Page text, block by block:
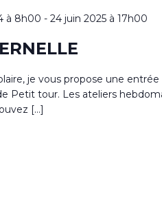
à 8h00 - 24 juin 2025 à 17h00
je vous propose une
Petit tour. Les ateliers
[…]